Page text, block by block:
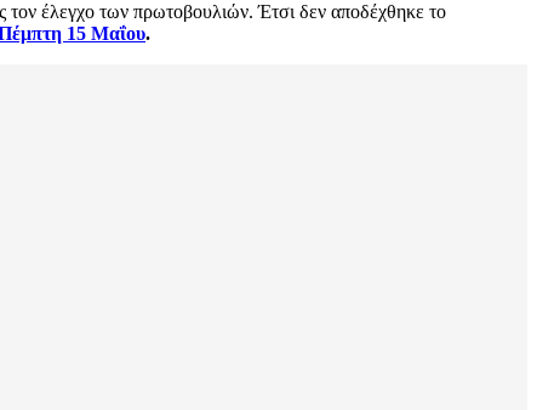
τον έλεγχο των πρωτοβουλιών. Έτσι δεν αποδέχθηκε το
Πέμπτη 15 Μαΐου.